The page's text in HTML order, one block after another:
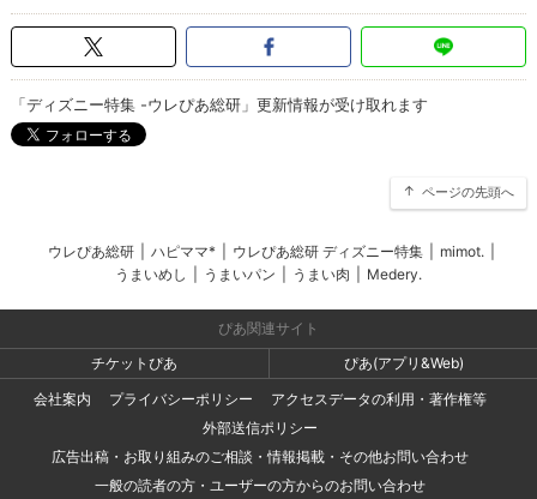
「ディズニー特集 -ウレぴあ総研」更新情報が受け取れます
ページの先頭へ
ウレぴあ総研 ハピママ* ウレぴあ総研 ディズニー特集 mimot.
うまいめし
うまいパン うまい肉 Medery.
ぴあ関連サイト
チケットぴあ
ぴあ(アプリ&Web)
会社案内
プライバシーポリシー
アクセスデータの利用・著作権等
外部送信ポリシー
広告出稿・お取り組みのご相談・情報掲載・その他お問い合わせ
一般の読者の方・ユーザーの方からのお問い合わせ